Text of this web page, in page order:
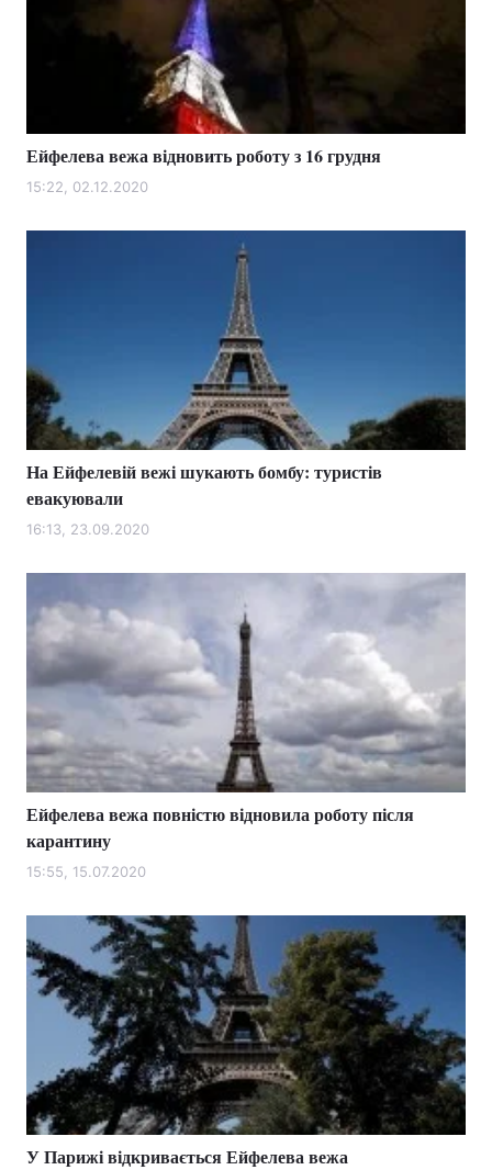
Ейфелева вежа відновить роботу з 16 грудня
15:22, 02.12.2020
На Ейфелевій вежі шукають бомбу: туристів
евакуювали
16:13, 23.09.2020
Ейфелева вежа повністю відновила роботу після
карантину
15:55, 15.07.2020
У Парижі відкривається Ейфелева вежа